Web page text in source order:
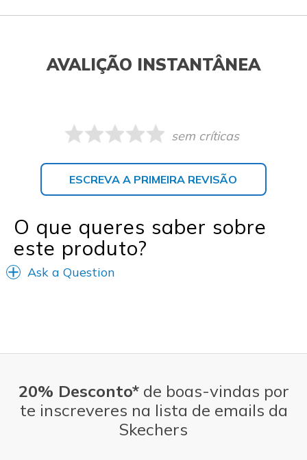
AVALIÇÃO INSTANTÂNEA
sem críticas
ESCREVA A PRIMEIRA REVISÃO
O que queres saber sobre
este produto?
Ask a Question
20% Desconto*de boas-vindas por
te inscreveres na lista de emails da
Skechers